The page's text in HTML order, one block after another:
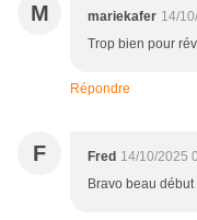
M mariekafer 14/
Trop bien pour
Répondre
F Fred 14/10/2025
Bravo beau